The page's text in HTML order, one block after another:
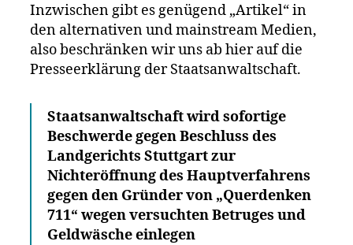
Inzwischen gibt es genügend „Artikel“ in
den alternativen und mainstream Medien,
also beschränken wir uns ab hier auf die
Presseerklärung der Staatsanwaltschaft.
Staatsanwaltschaft wird sofortige
Beschwerde gegen Beschluss des
Landgerichts Stuttgart zur
Nichteröffnung des Hauptverfahrens
gegen den Gründer von „Querdenken
711“ wegen versuchten Betruges und
Geldwäsche einlegen